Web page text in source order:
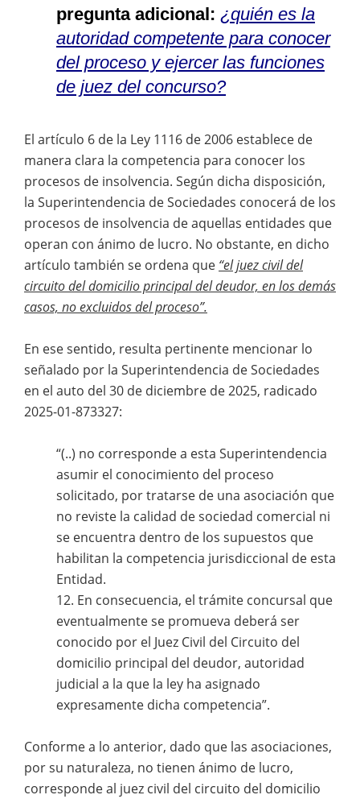
pregunta adicional: ¿quién es la
autoridad competente para conocer
del proceso y ejercer las funciones
de juez del concurso?
El artículo 6 de la Ley 1116 de 2006 establece de
manera clara la competencia para conocer los
procesos de insolvencia. Según dicha disposición,
la Superintendencia de Sociedades conocerá de los
procesos de insolvencia de aquellas entidades que
operan con ánimo de lucro. No obstante, en dicho
artículo también se ordena que “el juez civil del
circuito del domicilio principal del deudor, en los demás
casos, no excluidos del proceso”.
En ese sentido, resulta pertinente mencionar lo
señalado por la Superintendencia de Sociedades
en el auto del 30 de diciembre de 2025, radicado
2025-01-873327:
“(..) no corresponde a esta Superintendencia
asumir el conocimiento del proceso
solicitado, por tratarse de una asociación que
no reviste la calidad de sociedad comercial ni
se encuentra dentro de los supuestos que
habilitan la competencia jurisdiccional de esta
Entidad.
12. En consecuencia, el trámite concursal que
eventualmente se promueva deberá ser
conocido por el Juez Civil del Circuito del
domicilio principal del deudor, autoridad
judicial a la que la ley ha asignado
expresamente dicha competencia”.
Conforme a lo anterior, dado que las asociaciones,
por su naturaleza, no tienen ánimo de lucro,
corresponde al juez civil del circuito del domicilio